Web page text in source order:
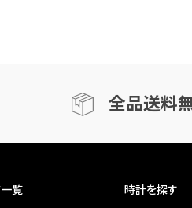
全品送料
覧 時計を探す